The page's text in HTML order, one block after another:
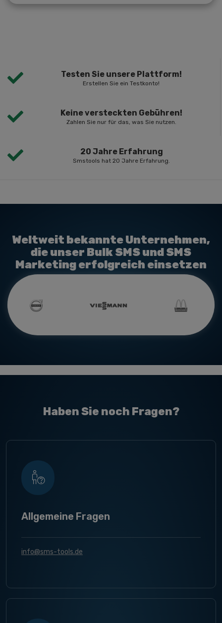
Testen Sie unsere Plattform!
Erstellen Sie ein Testkonto!
Keine versteckten Gebühren!
Zahlen Sie nur für das, was Sie nutzen.
20 Jahre Erfahrung
Smstools hat 20 Jahre Erfahrung.
Weltweit bekannte Unternehmen,
die unser Bulk SMS und SMS
Marketing erfolgreich einsetzen
Haben Sie noch Fragen?
Allgemeine Fragen
info@sms-tools.de